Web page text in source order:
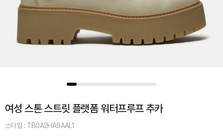
여성 스톤 스트릿 플랫폼 워터프루프 추카
스타일 : TB0A2HA9AAL1